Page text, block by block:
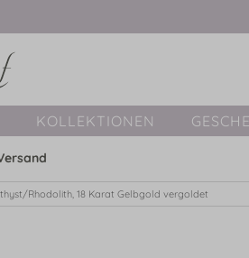
KOLLEKTIONEN
Rhodolith, 18 Karat Gelbgold vergoldet